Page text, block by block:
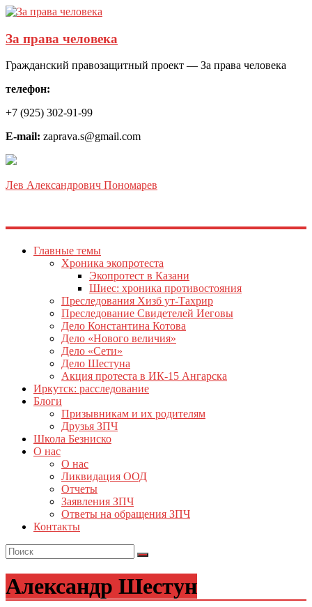
За права человека
Гражданский правозащитный проект — За права человека
телефон:
+7 (925) 302-91-99
E-mail: zaprava.s@gmail.com
Лев Александрович Пономарев
Главные темы
Хроника экопротеста
Экопротест в Казани
Шиес: хроника противостояния
Преследования Хизб ут-Тахрир
Преследование Свидетелей Иеговы
Дело Константина Котова
Дело «Нового величия»
Дело «Сети»
Дело Шестуна
Акция протеста в ИК-15 Ангарска
Иркутск: расследование
Блоги
Призывникам и их родителям
Друзья ЗПЧ
Школа Безниско
О нас
О нас
Ликвидация ООД
Отчеты
Заявления ЗПЧ
Ответы на обращения ЗПЧ
Контакты
Александр Шестун